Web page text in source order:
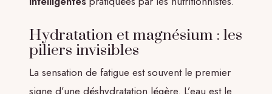
Hydratation et magnésium : les
piliers invisibles
La sensation de fatigue est souvent le premier
signe d’une déshydratation légère. L’eau est le